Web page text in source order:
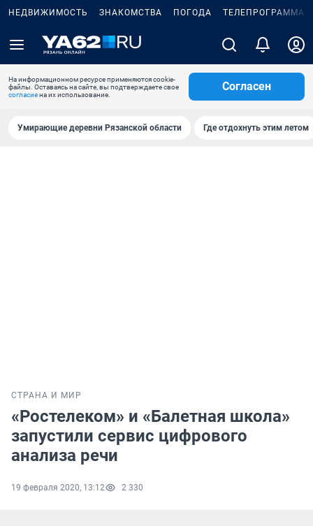
НЕДВИЖИМОСТЬ ЗНАКОМСТВА ПОГОДА ТЕЛЕПРОГРАММА
На информационном ресурсе применяются cookie-
файлы. Оставаясь на сайте, вы подтверждаете свое
согласиена их использование.
Согласен
Умирающие деревни Рязанской области Где отдохнуть этим летом
СТРАНА И МИР
«Ростелеком» и «Балетная школа»
запустили сервис цифрового
анализа речи
19 февраля 2020, 13:12 2 330